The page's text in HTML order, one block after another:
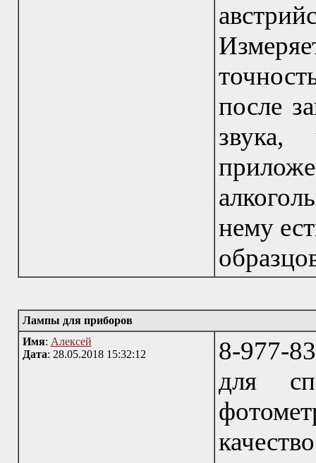
после
нему
Лампы для приборов
Имя: Алексей
Дата: 28.05.2018 15:32:12
8-977-
для